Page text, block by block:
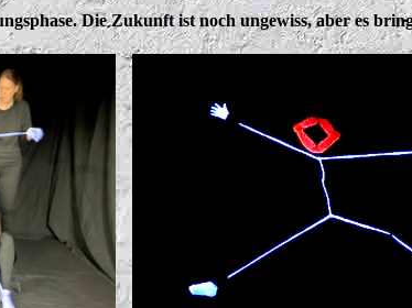
Die Zukunft ist noch ungewiss, aber es